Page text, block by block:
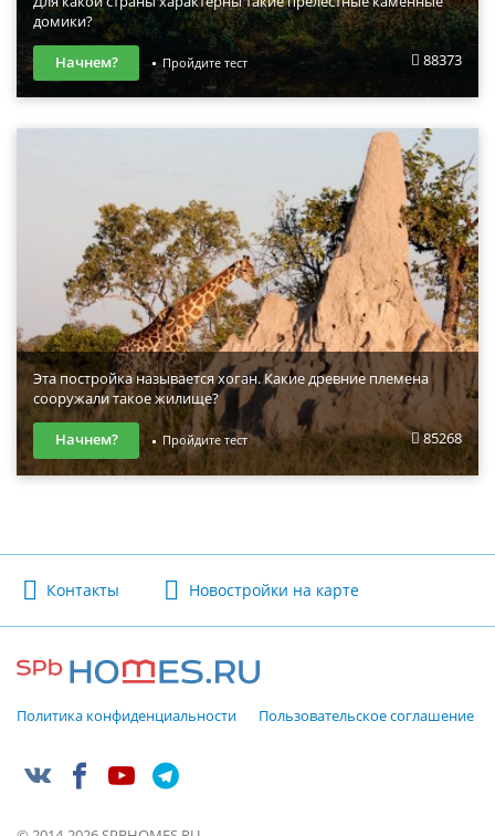
домики?
88373
Начнем? Пройдите тест
Эта постройка называется хоган. Какие древние племена
сооружали такое жилище?
85268
Начнем? Пройдите тест
Контакты Новостройки на карте
Политика конфиденциальности Пользовательское соглашение